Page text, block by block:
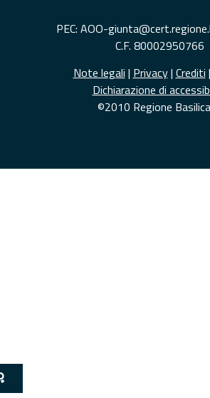
PEC: AOO-
C.F. 80002950766
Note legali | Privacy| Crediti |
Dichiarazione di
©2010 Regione